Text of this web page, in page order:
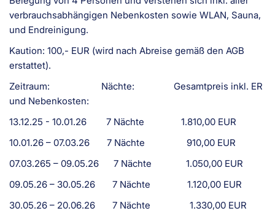
verbrauchsabhängigen Nebenkosten sowie WLAN, Sauna,
und Endreinigung.
Kaution: 100,- EUR (wird nach Abreise gemäß den AGB
erstattet).
Zeitraum: Nächte: Gesamtpreis inkl. ER
und Nebenkosten:
13.12.25 - 10.01.26 7 Nächte 1.810,00 EUR
10.01.26 – 07.03.26 7 Nächte 910,00 EUR
07.03.265 – 09.05.26 7 Nächte 1.050,00 EUR
09.05.26 – 30.05.26 7 Nächte 1.120,00 EUR
30.05.26 – 20.06.26 7 Nächte 1.330,00 EUR